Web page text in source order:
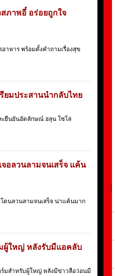
ภาพอี๋ อร่อยถูกใจ
าหาร พร้อมตั้งคำถามเรื่องสุข
ยมประสานนำกลับไทย
ยืนยันอัตลักษณ์ ฮลุน โซโล่
จอลวนลามจนเสร็จ แค้น
ดนลวนลามจนเสร็จ น่าแค้นมาก
ผู้ใหญ่ หลังรับมีแอคลับ
มสำหรับผู้ใหญ่ หลังมีข่าวลือว่อนมี